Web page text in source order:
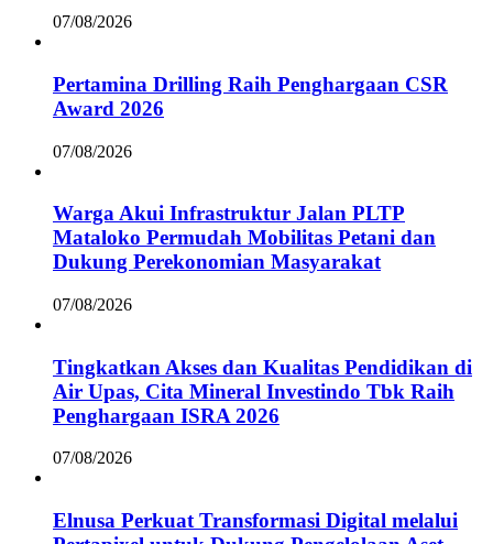
07/08/2026
Pertamina Drilling Raih Penghargaan CSR
Award 2026
07/08/2026
Warga Akui Infrastruktur Jalan PLTP
Mataloko Permudah Mobilitas Petani dan
Dukung Perekonomian Masyarakat
07/08/2026
Tingkatkan Akses dan Kualitas Pendidikan di
Air Upas, Cita Mineral Investindo Tbk Raih
Penghargaan ISRA 2026
07/08/2026
Elnusa Perkuat Transformasi Digital melalui